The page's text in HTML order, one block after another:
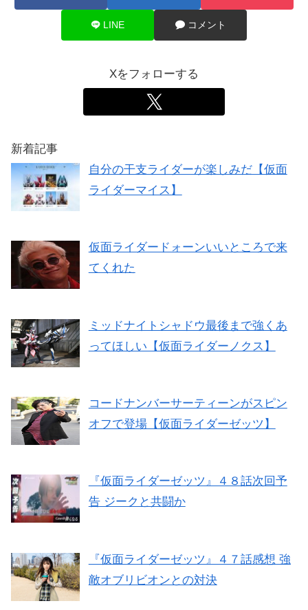
LINE コメント
Xをフォローする
新着記事
自分の干支ライダーが楽しみだ【仮面
ライダーマイス】
仮面ライダードォーンいいところで来
てくれた
ミッドナイトシャドウ最後まで強くあ
ってほしい【仮面ライダーノクス】
コードナンバーサーティーンがスピン
オフで登場【仮面ライダーゼッツ】
『仮面ライダーゼッツ』４８話次回予
告 ジークと共闘か
『仮面ライダーゼッツ』４７話感想 強
敵オブリビオンとの対決